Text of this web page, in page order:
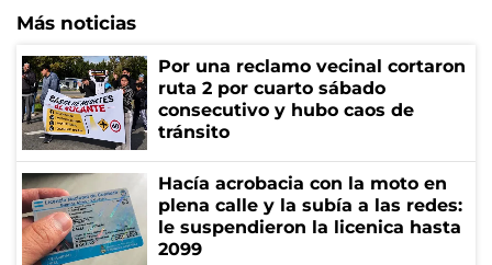
Más noticias
Por una reclamo vecinal cortaron
ruta 2 por cuarto sábado
consecutivo y hubo caos de
tránsito
Hacía acrobacia con la moto en
plena calle y la subía a las redes:
le suspendieron la licenica hasta
2099